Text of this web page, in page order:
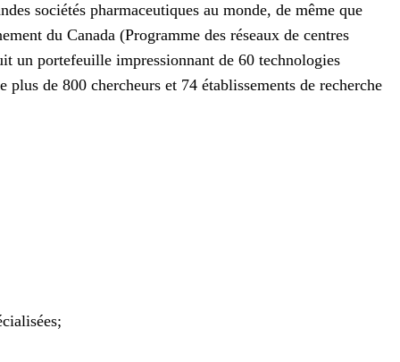
sociétés pharmaceutiques au monde, de même que
du Canada (Programme des réseaux de centres
un portefeuille impressionnant de 60 technologies
de 800 chercheurs et 74 établissements de recherche